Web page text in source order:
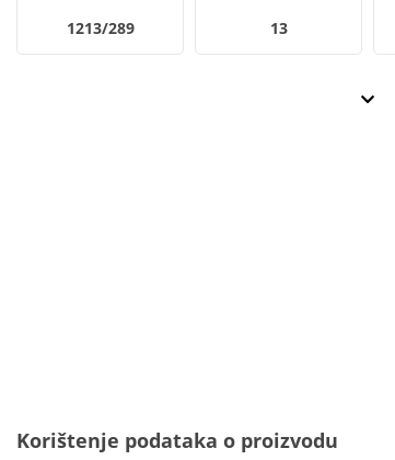
1213/289 13
Korištenje podataka o proizvodu